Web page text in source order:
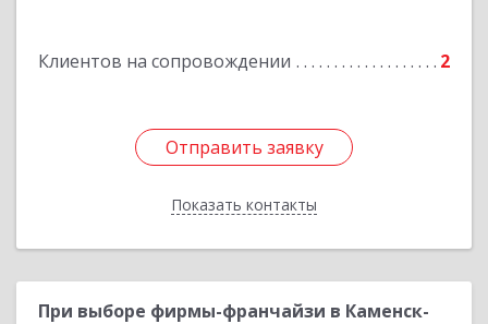
Клиентов на сопровождении 2
Отправить заявку
Показать контакты
Отправить заявку
Назад
При выборе фирмы-франчайзи в Каменск-